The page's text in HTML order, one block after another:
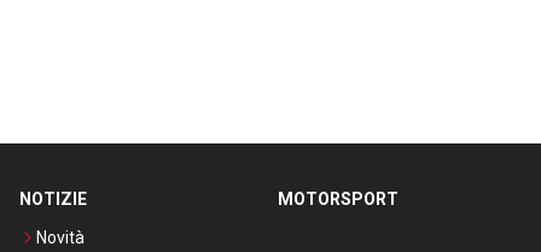
NOTIZIE
Novità
MOTORSPORT